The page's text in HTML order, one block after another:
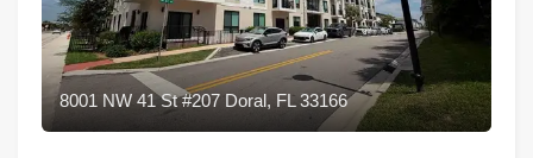
8001 NW 41 St #207 Doral, FL 33166